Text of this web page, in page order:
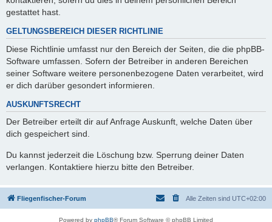
gestattet hast.
GELTUNGSBEREICH DIESER RICHTLINIE
Diese Richtlinie umfasst nur den Bereich der Seiten, die die phpBB-
Software umfassen. Sofern der Betreiber in anderen Bereichen
seiner Software weitere personenbezogene Daten verarbeitet, wird
er dich darüber gesondert informieren.
AUSKUNFTSRECHT
Der Betreiber erteilt dir auf Anfrage Auskunft, welche Daten über
dich gespeichert sind.
Du kannst jederzeit die Löschung bzw. Sperrung deiner Daten
verlangen. Kontaktiere hierzu bitte den Betreiber.
Fliegenfischer-Forum Alle Zeiten sind UTC+02:00
Powered by phpBB® Forum Software © phpBB Limited